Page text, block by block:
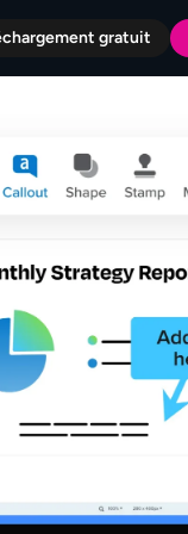
gratuit